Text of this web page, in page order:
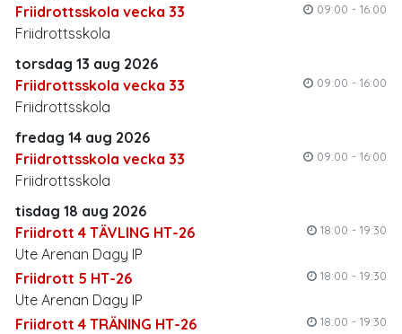
Friidrottsskola vecka 33
09:00 - 16:00
Friidrottsskola
torsdag 13 aug 2026
Friidrottsskola vecka 33
09:00 - 16:00
Friidrottsskola
fredag 14 aug 2026
Friidrottsskola vecka 33
09:00 - 16:00
Friidrottsskola
tisdag 18 aug 2026
Friidrott 4 TÄVLING HT-26
18:00 - 19:30
Ute Arenan Dagy IP
Friidrott 5 HT-26
18:00 - 19:30
Ute Arenan Dagy IP
Friidrott 4 TRÄNING HT-26
18:00 - 19:30